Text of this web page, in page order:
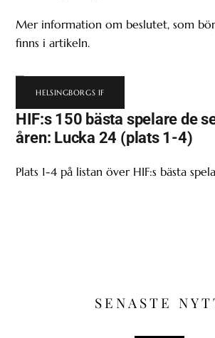
Mer information om beslutet, som
finns i artikeln.
HELSINGBORGS IF
HIF:s 150 bästa spelare de
åren: Lucka 24 (plats 1-4)
Plats 1-4 på listan över HIF:s bästa
SENASTE